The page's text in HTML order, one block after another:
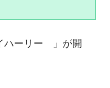
ハーリー 」が開